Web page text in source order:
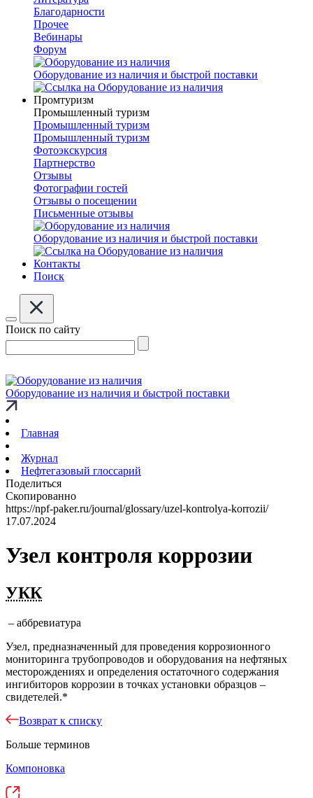
Благодарности
Прочее
Вебинары
Форум
Оборудование из наличия и быстрой поставки
Промтуризм
Промышленный туризм
Промышленный туризм
Промышленный туризм
Фотоэкскурсия
Партнерство
Отзывы
Фотографии гостей
Отзывы о посещении
Письменные отзывы
Оборудование из наличия и быстрой поставки
Контакты
Поиск
Поиск по сайту
Оборудование из наличия и быстрой поставки
Главная
Журнал
Нефтегазовый глоссарий
Поделиться
Скопированно
https://npf-paker.ru/journal/glossary/uzel-kontrolya-korrozii/
17.07.2024
Узел контроля коррозии
УКК
– аббревиатура
Узел, предназначенный для проведения коррозионного
мониторинга трубопроводов и оборудования на нефтяных
месторождениях и определения остаточного содержания
ингибиторов коррозии в точках установки образцов –
свидетелей.*
Возврат к списку
Больше терминов
Компоновка